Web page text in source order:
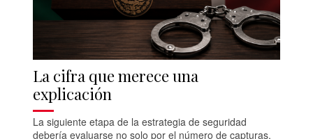
La cifra que merece una
explicación
La siguiente etapa de la estrategia de seguridad
debería evaluarse no solo por el número de capturas,